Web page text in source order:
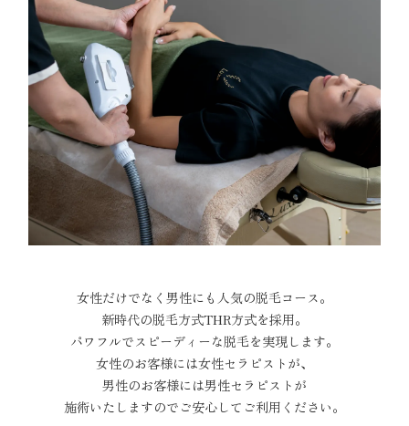
女性だけでなく男性にも人気の脱毛コース。
新時代の脱毛方式THR方式を採用。
パワフルでスピーディーな脱毛を実現します。
女性のお客様には女性セラピストが、
男性のお客様には男性セラピストが
施術いたしますのでご安心してご利用ください。